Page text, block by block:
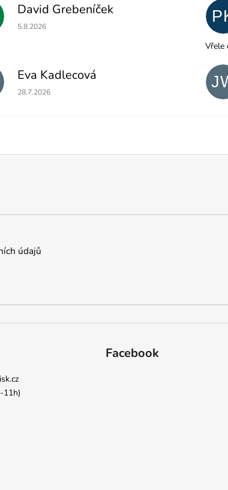
David Grebeníček
Hodnocení obchodu je 5 z 5 hvězdiček.
5.8.2026
Vřele
Eva Kadlecová
Hodnocení obchodu je 5 z 5 hvězdiček.
28.7.2026
údajů
11h)
Facebook